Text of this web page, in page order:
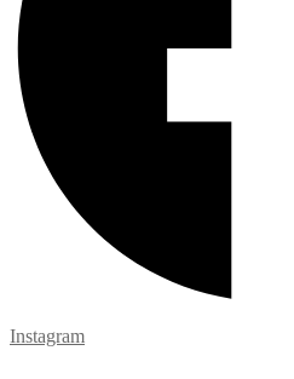
Instagram